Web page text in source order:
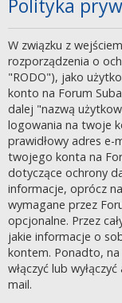
Polityka
W związku z
rozporządzenia o
"RODO"), jako
konto na Forum
dalej "nazwą
logowania na twoje
prawidłowy adres e-
twojego konta na
dotyczące ochrony
informacje, oprócz
wymagane przez
opcjonalne. Przez
jakie informacje o
kontem. Ponadto,
włączyć lub
mail.